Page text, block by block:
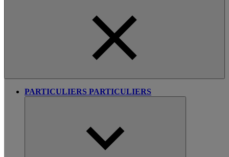
PARTICULIERS PARTICULIERS